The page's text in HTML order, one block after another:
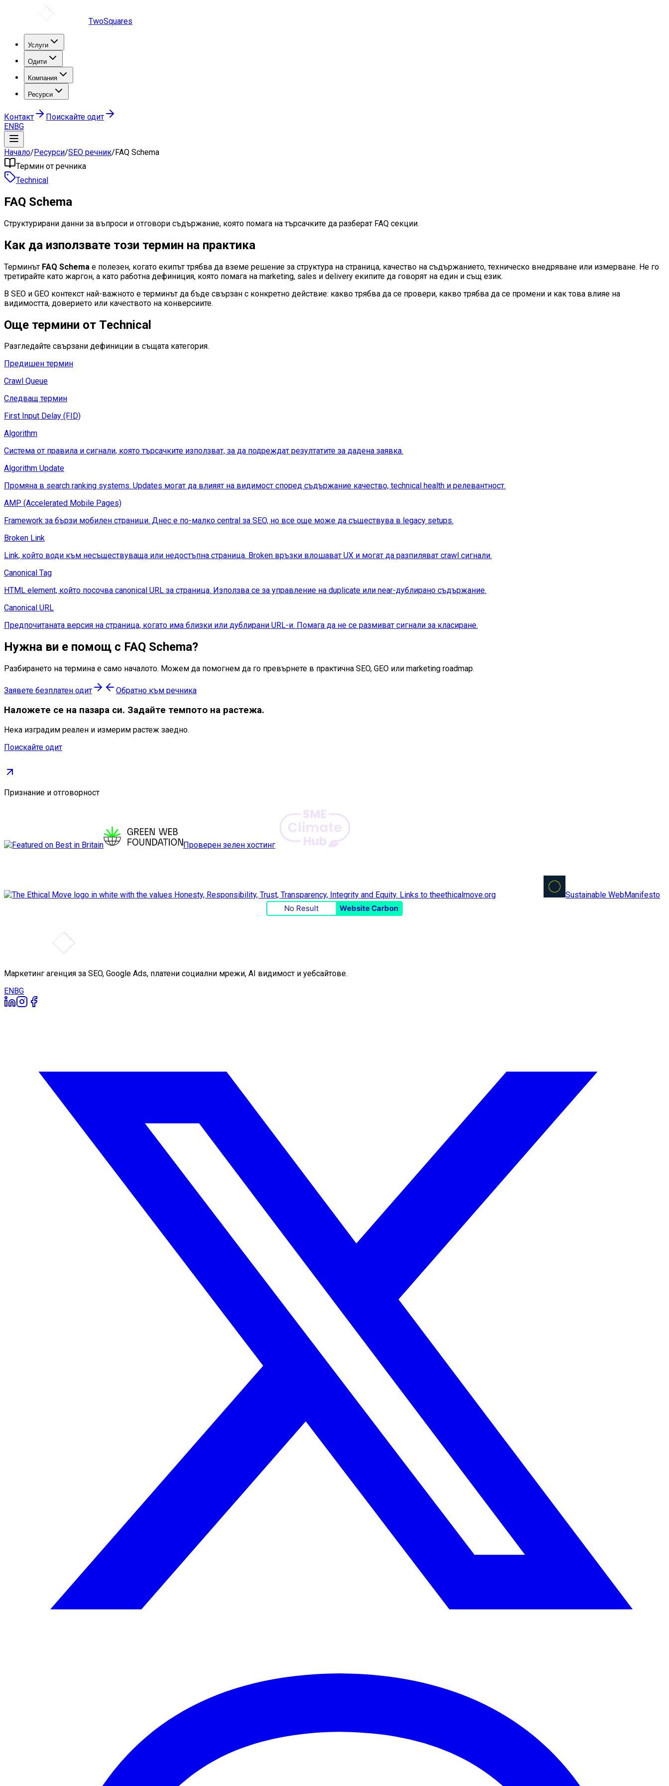
TwoSquares
Услуги
Одити
Компания
Ресурси
Контакт
Поискайте одит
ENBG
Начало/Ресурси/SEO речник/FAQ Schema
Термин от речника
Technical
FAQ Schema
Структурирани данни за въпроси и отговори съдържание, която помага на търсачките да разберат FAQ секции.
Как да използвате този термин на практика
Терминът FAQ Schema е полезен, когато екипът трябва да вземе решение за структура на страница, качество на съдържанието, техническо внедряване или измерване. Не го
третирайте като жаргон, а като работна дефиниция, която помага на marketing, sales и delivery екипите да говорят на един и същ език.
В SEO и GEO контекст най-важното е терминът да бъде свързан с конкретно действие: какво трябва да се провери, какво трябва да се промени и как това влияе на
видимостта, доверието или качеството на конверсиите.
Още термини от Technical
Разгледайте свързани дефиниции в същата категория.
Предишен термин
Crawl Queue
Следващ термин
First Input Delay (FID)
Algorithm
Система от правила и сигнали, която търсачките използват, за да подреждат резултатите за дадена заявка.
Algorithm Update
Промяна в search ranking systems. Updates могат да влияят на видимост според съдържание качество, technical health и релевантност.
AMP (Accelerated Mobile Pages)
Framework за бързи мобилен страници. Днес е по-малко central за SEO, но все още може да съществува в legacy setups.
Broken Link
Link, който води към несъществуваща или недостъпна страница. Broken връзки влошават UX и могат да разпиляват crawl сигнали.
Canonical Tag
HTML element, който посочва canonical URL за страница. Използва се за управление на duplicate или near-дублирано съдържание.
Canonical URL
Предпочитаната версия на страница, когато има близки или дублирани URL-и. Помага да не се размиват сигнали за класиране.
Нужна ви е помощ с FAQ Schema?
Разбирането на термина е само началото. Можем да помогнем да го превърнете в практична SEO, GEO или marketing roadmap.
Заявете безплатен одит Обратно към речника
Наложете се на пазара си. Задайте темпото на растежа.
Нека изградим реален и измерим растеж заедно.
Поискайте одит
Признание и отговорност
Проверен зелен хостинг
Sustainable WebManifesto
No Result
Website Carbon
Маркетинг агенция за SEO, Google Ads, платени социални мрежи, AI видимост и уебсайтове.
ENBG